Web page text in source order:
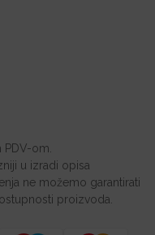
om.
u izradi opisa
ne možemo garantirati
proizvoda.